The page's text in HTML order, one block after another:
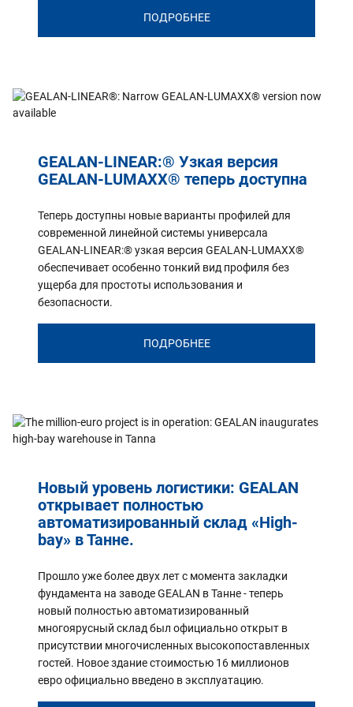
ПОДРОБНЕЕ
GEALAN-LINEAR:® Узкая версия
GEALAN-LUMAXX® теперь доступна
Теперь доступны новые варианты профилей для
современной линейной системы универсала
GEALAN-LINEAR:® узкая версия GEALAN-LUMAXX®
обеспечивает особенно тонкий вид профиля без
ущерба для простоты использования и
безопасности.
ПОДРОБНЕЕ
Новый уровень логистики: GEALAN
открывает полностью
автоматизированный склад «High-
bay» в Танне.
Прошло уже более двух лет с момента закладки
фундамента на заводе GEALAN в Танне - теперь
новый полностью автоматизированный
многоярусный склад был официально открыт в
присутствии многочисленных высокопоставленных
гостей. Новое здание стоимостью 16 миллионов
евро официально введено в эксплуатацию.